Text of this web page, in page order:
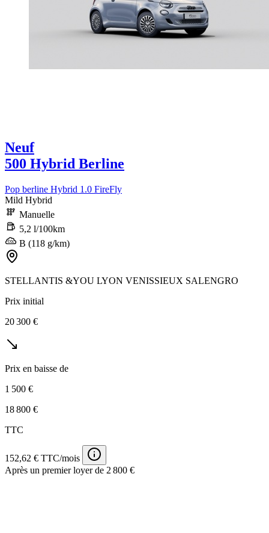
Neuf
500 Hybrid Berline
Pop berline Hybrid 1.0 FireFly
Mild Hybrid
Manuelle
5,2 l/100km
B (118 g/km)
STELLANTIS &YOU LYON VENISSIEUX SALENGRO
Prix initial
20 300 €
Prix en baisse de
1 500 €
18 800 €
TTC
152,62 € TTC/mois
Après un premier loyer de 2 800 €